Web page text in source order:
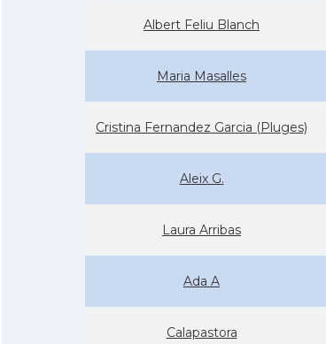
Albert Feliu Blanch
Maria Masalles
Cristina Fernandez Garcia (Pluges)
Aleix G.
Laura Arribas
Ada A
Calapastora